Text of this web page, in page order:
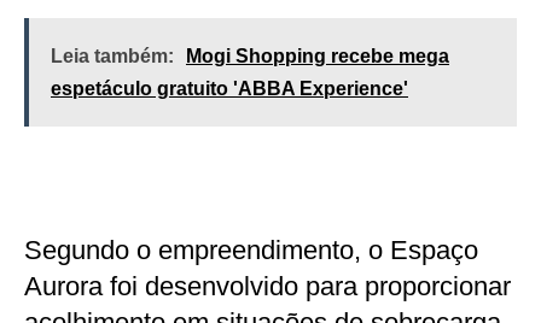
Leia também:
Mogi Shopping recebe mega
espetáculo gratuito 'ABBA Experience'
Segundo o empreendimento, o Espaço
Aurora foi desenvolvido para proporcionar